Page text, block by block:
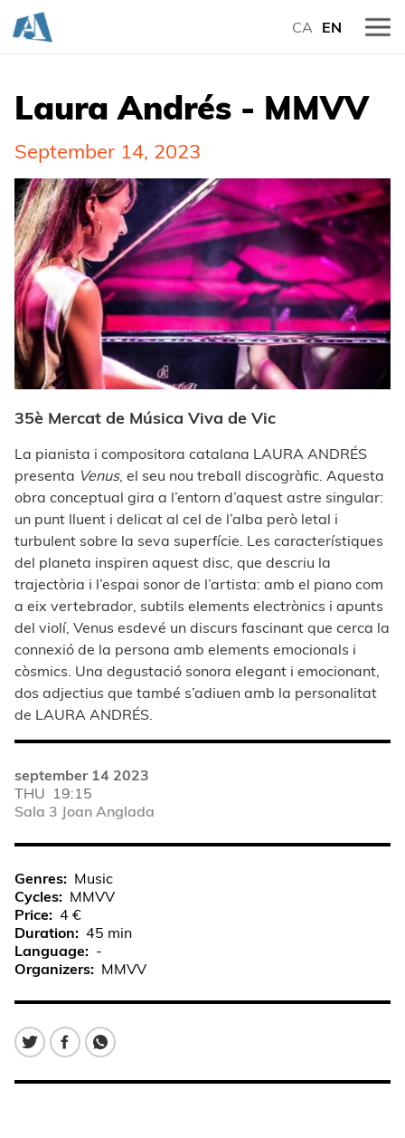
CA EN
Laura Andrés - MMVV
September 14, 2023
35è Mercat de Música Viva de Vic
La pianista i compositora catalana LAURA ANDRÉS
presenta Venus, el seu nou treball discogràfic. Aquesta
obra conceptual gira a l’entorn d’aquest astre singular:
un punt lluent i delicat al cel de l’alba però letal i
turbulent sobre la seva superfície. Les característiques
del planeta inspiren aquest disc, que descriu la
trajectòria i l’espai sonor de l’artista: amb el piano com
a eix vertebrador, subtils elements electrònics i apunts
del violí, Venus esdevé un discurs fascinant que cerca la
connexió de la persona amb elements emocionals i
còsmics. Una degustació sonora elegant i emocionant,
dos adjectius que també s’adiuen amb la personalitat
de LAURA ANDRÉS.
september 14 2023
THU 19:15
Sala 3 Joan Anglada
Genres
Music
Cycles
MMVV
Price
4 €
Duration
45 min
Language
-
Organizers
MMVV